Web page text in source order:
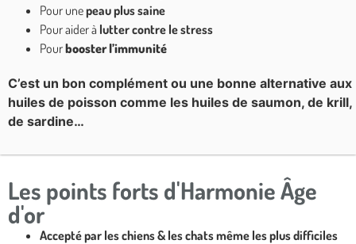
Pour unepeau plus saine
Pour aider à lutter contre le stress
Pourbooster l’immunité
C’est un bon complément ou une bonne alternative aux
huiles de poisson comme les huiles de saumon, de krill,
de sardine…
Les points forts d'Harmonie Âge
d'or
Accepté par les chiens & les chats même les plus difficiles